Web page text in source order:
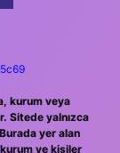
kurum veya
Sitede yalnızca
yer alan
ve kişiler